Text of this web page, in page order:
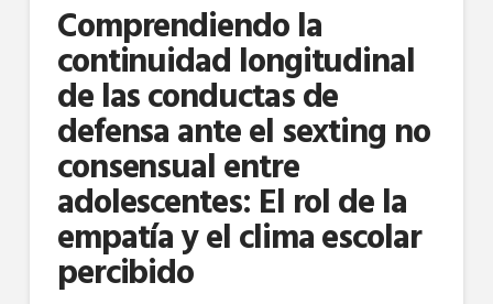
Comprendiendo la
continuidad longitudinal
de las conductas de
defensa ante el sexting no
consensual entre
adolescentes: El rol de la
empatía y el clima escolar
percibido